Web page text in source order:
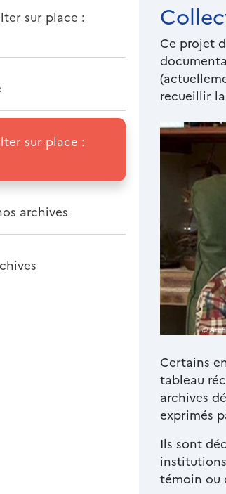
Texte
riche
Ce projet
recueillir
©
Texte
riche
Certains
tableau
archives
exprimés
Ils sont
témoin ou
sur place :
sur place :
archives